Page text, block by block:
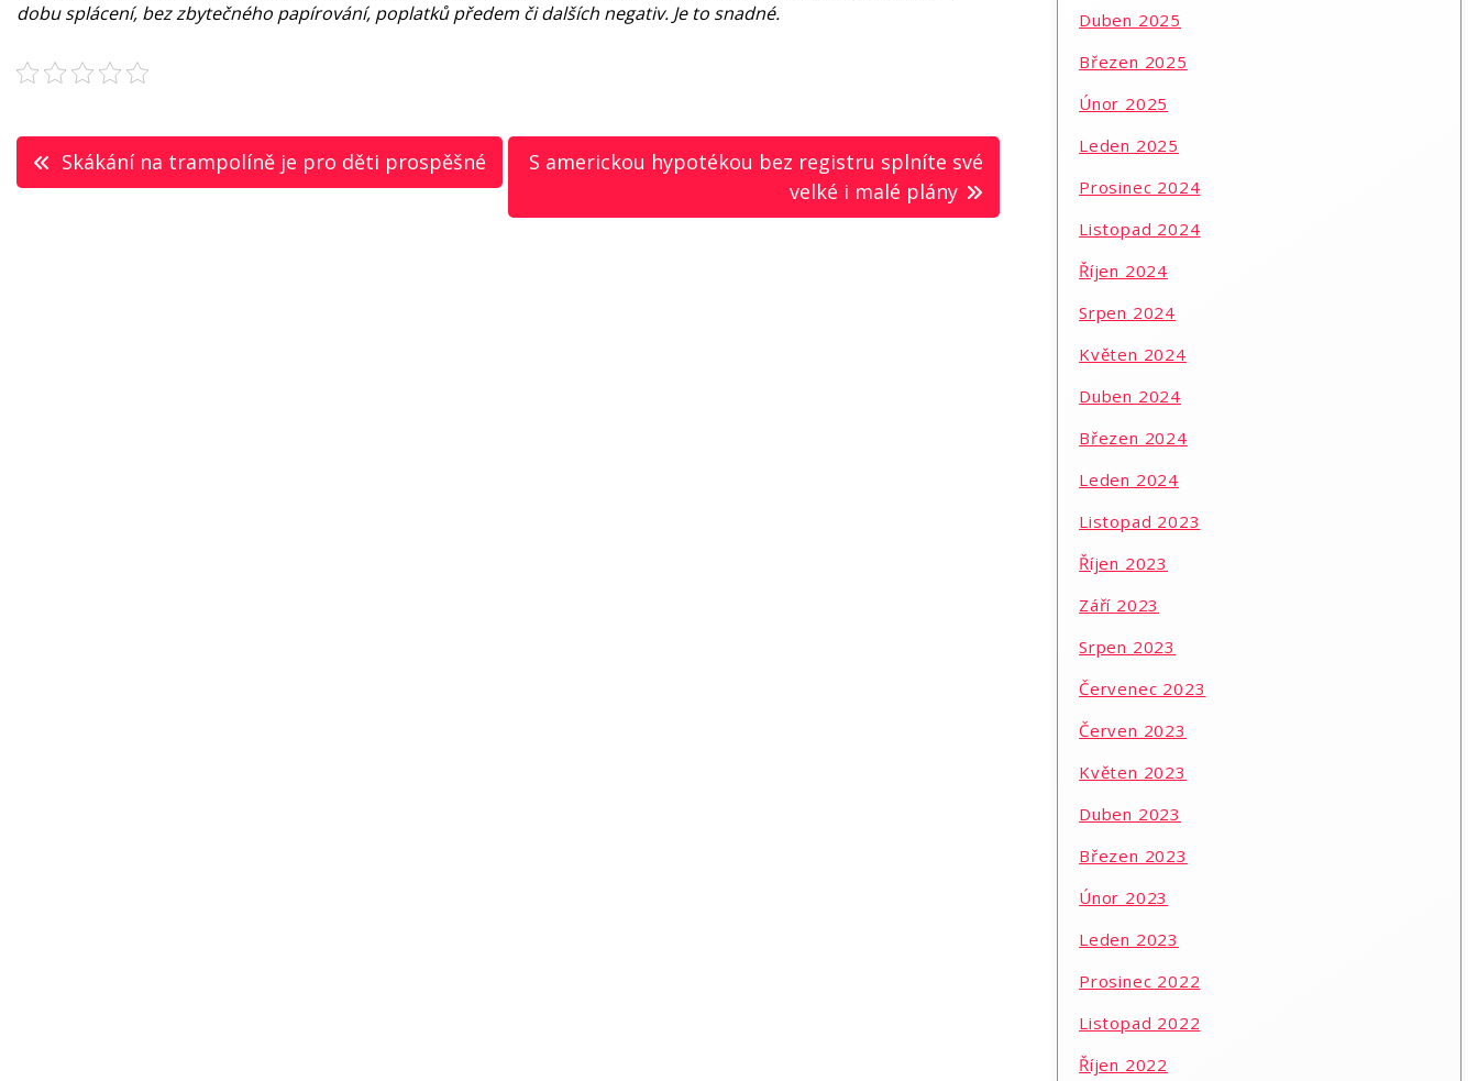
dobu splácení, bez zbytečného papírování, poplatků předem či dalších negativ. Je to snadné.
Navigace
Skákání na trampolíně je pro děti prospěšné
S americkou hypotékou bez registru splníte své
velké i malé plány
Duben 2025
Březen 2025
Únor 2025
Leden 2025
Prosinec 2024
Listopad 2024
Říjen 2024
Srpen 2024
Květen 2024
Duben 2024
Březen 2024
Leden 2024
Listopad 2023
Říjen 2023
Září 2023
Srpen 2023
Červenec 2023
Červen 2023
Květen 2023
Duben 2023
Březen 2023
Únor 2023
Leden 2023
Prosinec 2022
Listopad 2022
Říjen 2022